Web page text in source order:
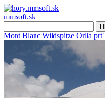
mmsoft.sk
Mont Blanc Wildspitze Orlia prť